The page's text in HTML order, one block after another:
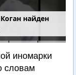
найден
иномарки
словам